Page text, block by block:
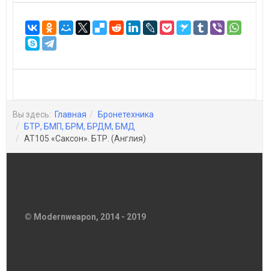
Вы здесь: Главная
Бронетехника
БТР, БМП, БРМ, БРДМ, БМД
AT105 «Саксон». БТР. (Англия)
© Modernweapon, 2014 - 2019